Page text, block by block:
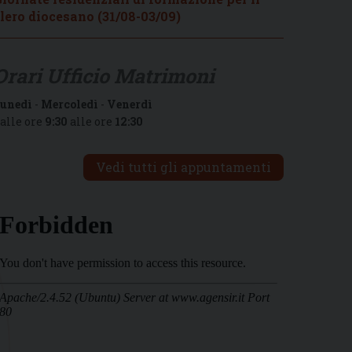
diocesano (31/08-03/09)
- Mercoledì - Venerdì
ore 9:30 alle ore 12:30
Vedi tutti gli appuntamenti